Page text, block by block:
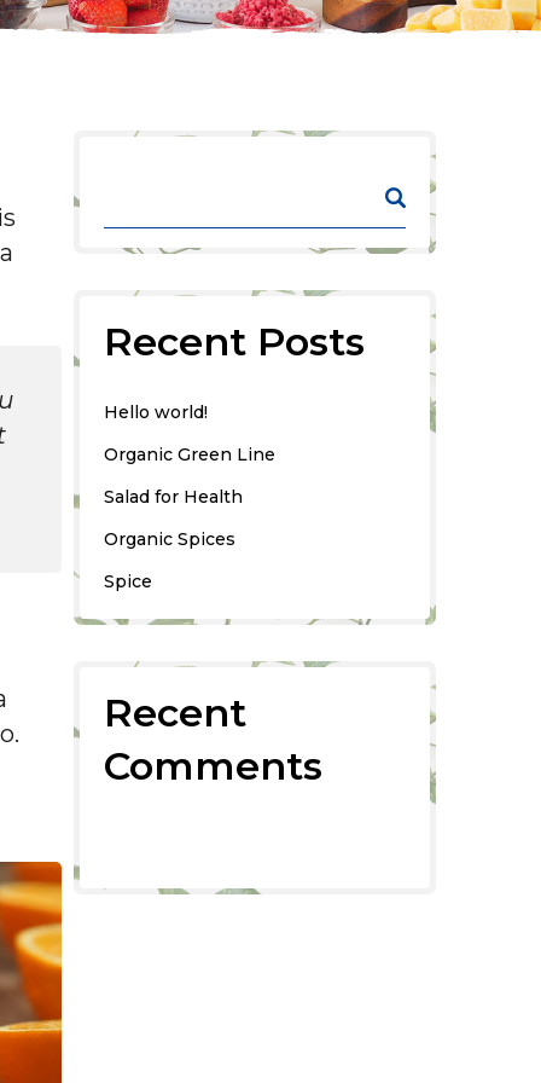
Recent Posts
Hello world!
Organic Green Line
Salad for Health
Organic Spices
Spice
Recent
Comments